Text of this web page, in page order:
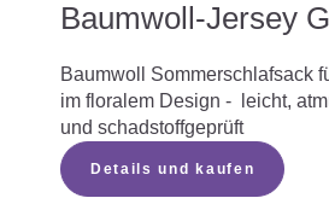
Baumwoll-Jersey
Baumwoll Sommerschlafsack
im floralem Design - leicht,
und schadstoffgeprüft
Details und kaufen